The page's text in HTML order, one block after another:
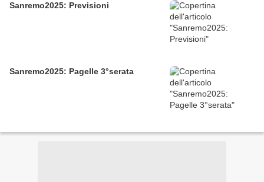
Sanremo2025: Previsioni
Sanremo2025: Pagelle 3°serata